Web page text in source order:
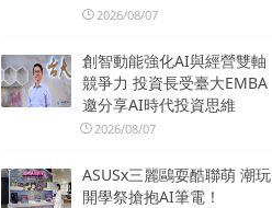
2026/08/07
創智動能強化AI與經營雙軸
競爭力 投資長受臺大EMBA
邀分享AI時代投資思維
2026/08/07
ASUSx三麗鷗耍酷聯萌 潮玩
開學祭搶抱AI筆電！